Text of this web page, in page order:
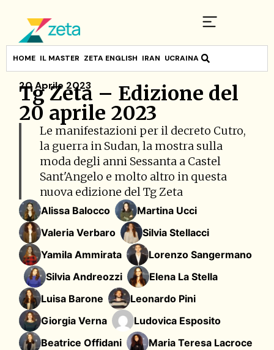
HOME IL MASTER ZETA ENGLISH IRAN UCRAINA
20 Aprile 2023
Tg Zeta – Edizione del
20 aprile 2023
Le manifestazioni per il decreto Cutro,
la guerra in Sudan, la mostra sulla
moda degli anni Sessanta a Castel
Sant'Angelo e molto altro in questa
nuova edizione del Tg Zeta
Alissa Balocco
Martina Ucci
Valeria Verbaro
Silvia Stellacci
Yamila Ammirata
Lorenzo Sangermano
Silvia Andreozzi
Elena La Stella
Luisa Barone
Leonardo Pini
Giorgia Verna
Ludovica Esposito
Beatrice Offidani
Maria Teresa Lacroce